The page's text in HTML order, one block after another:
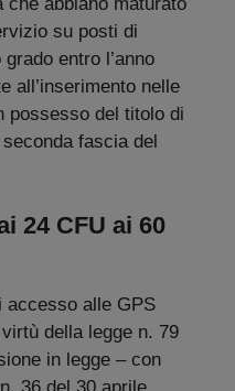
abbiano maturato
su posti di
entro l’anno
all’inserimento nelle
possesso del titolo di
fascia del
24 CFU ai 60
accesso alle GPS
della legge n. 79
in legge – con